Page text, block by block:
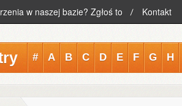
w naszej bazie? Zgłoś to Kontakt
# A B C D E F G H